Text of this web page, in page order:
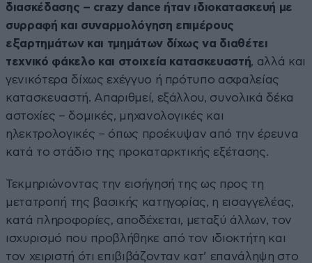
διασκέδασης – crazy dance ήταν ιδιοκατασκευή με
συρραφή και συναρμολόγηση επιμέρους
εξαρτημάτων και τμημάτων δίχως να διαθέτει
τεχνικό φάκελο και στοιχεία κατασκευαστή, αλλά και
γενικότερα δίχως εχέγγυο ή πρότυπο ασφαλείας
κατασκευαστή. Απαριθμεί, εξάλλου, συνολικά δέκα
αστοχίες – δομικές, μηχανολογικές και
ηλεκτρολογικές – όπως προέκυψαν από την έρευνα
κατά το στάδιο της προκαταρκτικής εξέτασης.
Τεκμηριώνοντας την εισήγησή της ως προς τη
μετατροπή της βασικής κατηγορίας, η εισαγγελέας,
κατά πληροφορίες, αποδέχεται, μεταξύ άλλων, τον
ισχυρισμό που προβλήθηκε από τον ιδιοκτήτη και
τον χειριστή ότι επιβιβάζονταν κατ’ επανάληψη στο